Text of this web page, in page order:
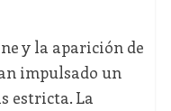
y la aparición de
impulsado un
estricta. La